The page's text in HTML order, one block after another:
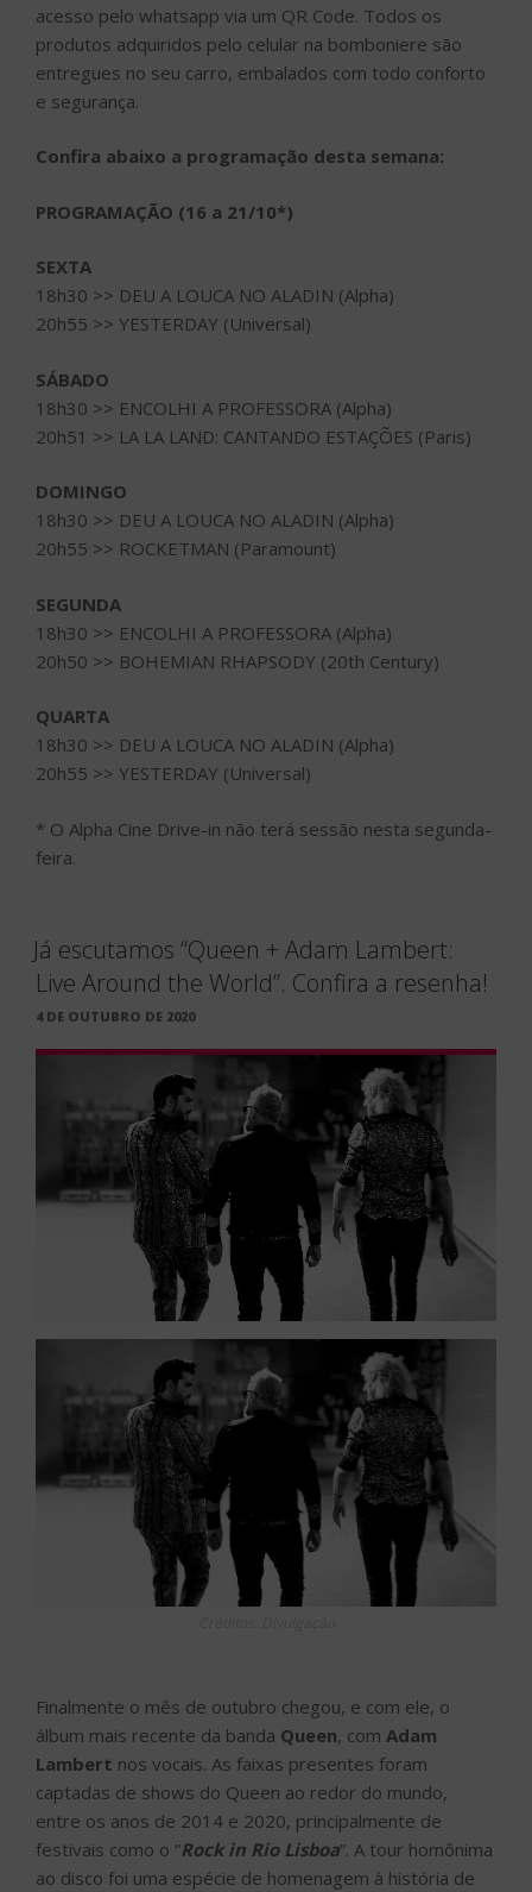
acesso pelo whatsapp via um QR Code. Todos os
produtos adquiridos pelo celular na bomboniere são
entregues no seu carro, embalados com todo conforto
e segurança.
Confira abaixo a programação desta semana:
PROGRAMAÇÃO (16 a 21/10*)
SEXTA
18h30 >> DEU A LOUCA NO ALADIN (Alpha)
20h55 >> YESTERDAY (Universal)
SÁBADO
18h30 >> ENCOLHI A PROFESSORA (Alpha)
20h51 >> LA LA LAND: CANTANDO ESTAÇÕES (Paris)
DOMINGO
18h30 >> DEU A LOUCA NO ALADIN (Alpha)
20h55 >> ROCKETMAN (Paramount)
SEGUNDA
18h30 >> ENCOLHI A PROFESSORA (Alpha)
20h50 >> BOHEMIAN RHAPSODY (20th Century)
QUARTA
18h30 >> DEU A LOUCA NO ALADIN (Alpha)
20h55 >> YESTERDAY (Universal)
* O Alpha Cine Drive-in não terá sessão nesta segunda-
feira.
Já escutamos “Queen + Adam Lambert:
Live Around the World”. Confira a resenha!
PUBLICADO
4 DE OUTUBRO DE 2020
Finalmente o mês de outubro chegou, e com ele, o
álbum mais recente da banda Queen, com Adam
Lambert nos vocais. As faixas presentes foram
captadas de shows do Queen ao redor do mundo,
entre os anos de 2014 e 2020, principalmente de
festivais como o “Rock in Rio Lisboa”. A tour homônima
ao disco foi uma espécie de homenagem à história de